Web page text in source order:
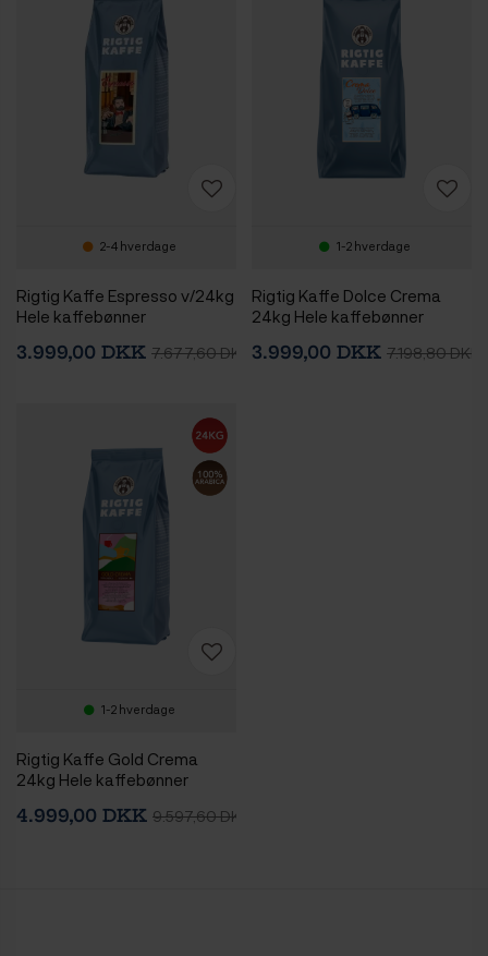
2-4 hverdage
Rigtig Kaffe Espresso v/24kg
Hele kaffebønner
3.999,00 DKK 7.677,60 DKK
1-2 hverdage
Rigtig Kaffe Dolce Crema
24kg Hele kaffebønner
3.999,00 DKK 7.198,80 DKK
1-2 hverdage
Rigtig Kaffe Gold Crema
24kg Hele kaffebønner
4.999,00 DKK 9.597,60 DKK